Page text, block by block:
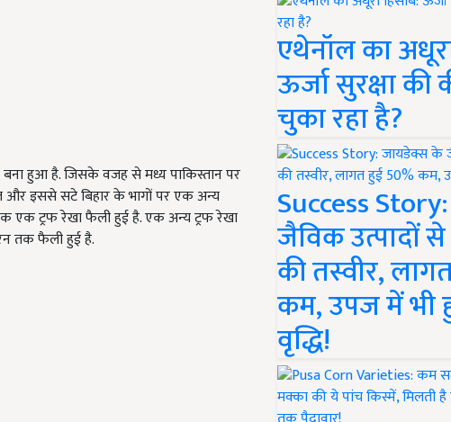
बना हुआ है. जिसके वजह से मध्य पाकिस्तान पर
और इससे सटे बिहार के भागों पर एक अन्य
एक ट्रफ रेखा फैली हुई है. एक अन्य ट्रफ रेखा
तक फैली हुई है.
एथेनॉल का
ऊर्जा सुरक्षा
चुका रहा है?
Success
जैविक उत्पादों
की तस्वीर,
कम, उपज में भी
वृद्धि!